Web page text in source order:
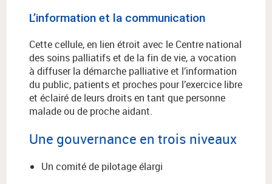
L’information et la communication
Cette cellule, en lien étroit avec le Centre national
des soins palliatifs et de la fin de vie, a vocation
à diffuser la démarche palliative et l’information
du public, patients et proches pour l’exercice libre
et éclairé de leurs droits en tant que personne
malade ou de proche aidant.
Une gouvernance en trois niveaux
Un comité de pilotage élargi